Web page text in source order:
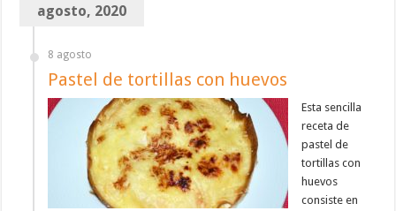
agosto, 2020
8 agosto
Pastel de tortillas con huevos
Esta sencilla
receta de
pastel de
tortillas con
huevos
consiste en